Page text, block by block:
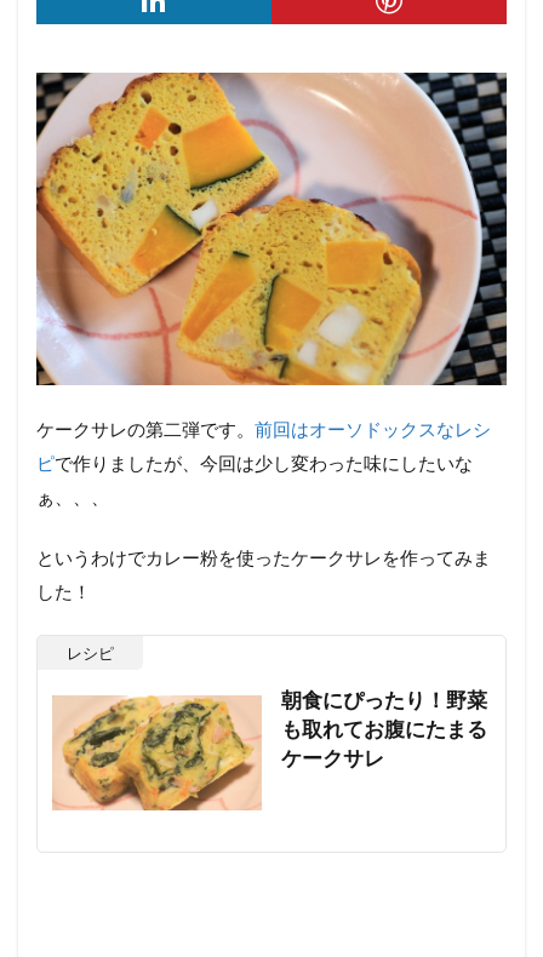
ケークサレの第二弾です。 前回はオーソドックスなレシ
ピで作りましたが、今回は少し変わった味にしたいな
ぁ、、、
というわけでカレー粉を使ったケークサレを作ってみま
した！
レシピ
朝食にぴったり！野菜
も取れてお腹にたまる
ケークサレ